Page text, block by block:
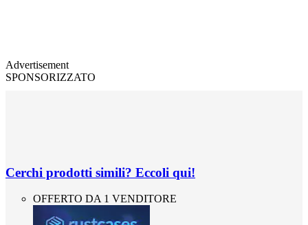
Advertisement
SPONSORIZZATO
Cerchi prodotti simili? Eccoli qui!
OFFERTO DA 1 VENDITORE